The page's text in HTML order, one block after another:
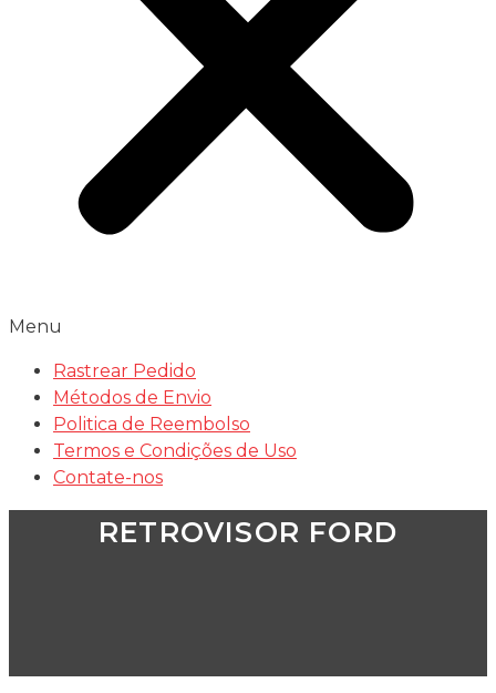
Menu
Rastrear Pedido
Métodos de Envio
Politica de Reembolso
Termos e Condições de Uso
Contate-nos
RETROVISOR FORD